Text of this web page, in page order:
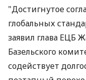
"Достигнутое
глобальных
заявил глава ЕЦБ
Базельского
содействует